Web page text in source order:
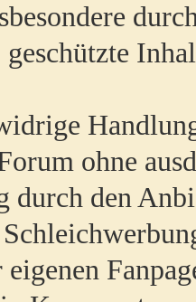
ohne
durch den